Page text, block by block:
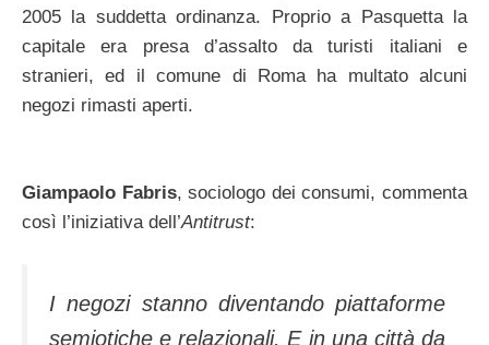
2005 la suddetta ordinanza. Proprio a Pasquetta la
capitale era presa d’assalto da turisti italiani e
stranieri, ed il comune di Roma ha multato alcuni
negozi rimasti aperti.
Giampaolo Fabris, sociologo dei consumi, commenta
così l’iniziativa dell’Antitrust:
I negozi stanno diventando piattaforme
semiotiche e relazionali. E in una città da